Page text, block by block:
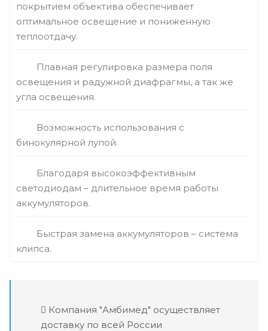
покрытием объектива обеспечивает
оптимальное освещение и пониженную
теплоотдачу.
Плавная регулировка размера поля
освещения и радужной диафрагмы, а так же
угла освещения.
Возможность использования с
бинокулярной лупой.
Благодаря высокоэффективным
светодиодам – длительное время работы
аккумуляторов.
Быстрая замена аккумуляторов – система
клипса.
Компания "Амбимед" осуществляет
доставку по всей России